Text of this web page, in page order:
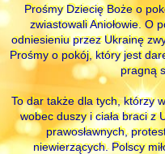
Prośmy Dziecię Boże o
zwiastowali Aniołowie. O
odniesieniu przez Ukrainę
Prośmy o pokój, który jest
pragną
To dar także dla tych, którzy
wobec duszy i ciała braci z
prawosławnych,
niewierzących. Polscy